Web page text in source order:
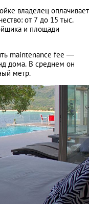
владелец оплачивает
от 7 до 15 тыс.
и площади
maintenance fee —
дома. В среднем он
метр.